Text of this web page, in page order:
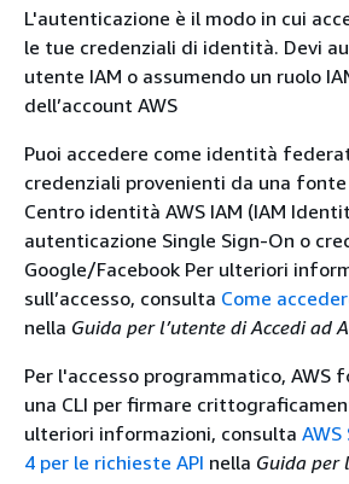
L'autenticazione è il modo in cui
le tue credenziali di identità. Devi
utente IAM o assumendo un ruolo
dell’account AWS
Puoi accedere come identità
credenziali provenienti da una
Centro identità AWS IAM (IAM
autenticazione Single Sign-On o
Google/Facebook Per ulteriori
sull’accesso, consulta Come
nella Guida per l’utente di Accedi ad
Per l'accesso programmatico, AWS
una CLI per firmare
ulteriori informazioni, consulta
4 per le richieste API nella Guida per